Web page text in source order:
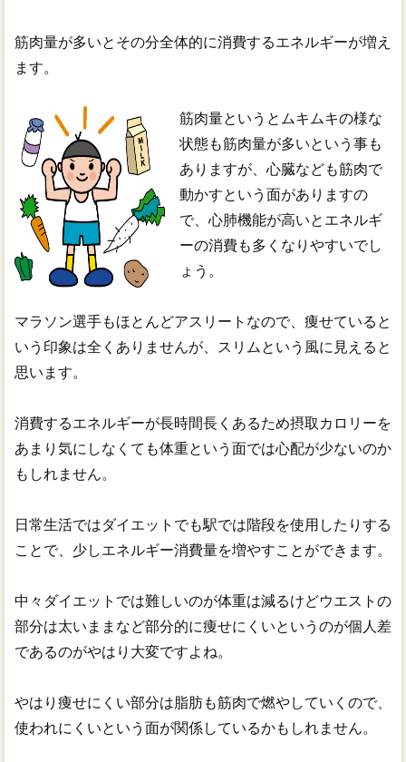
筋肉量が多いとその分全体的に消費するエネルギーが増え
ます。
筋肉量というとムキムキの様な
状態も筋肉量が多いという事も
ありますが、心臓なども筋肉で
動かすという面がありますの
で、心肺機能が高いとエネルギ
ーの消費も多くなりやすいでし
ょう。
マラソン選手もほとんどアスリートなので、痩せていると
いう印象は全くありませんが、スリムという風に見えると
思います。
消費するエネルギーが長時間長くあるため摂取カロリーを
あまり気にしなくても体重という面では心配が少ないのか
もしれません。
日常生活ではダイエットでも駅では階段を使用したりする
ことで、少しエネルギー消費量を増やすことができます。
中々ダイエットでは難しいのが体重は減るけどウエストの
部分は太いままなど部分的に痩せにくいというのが個人差
であるのがやはり大変ですよね。
やはり痩せにくい部分は脂肪も筋肉で燃やしていくので、
使われにくいという面が関係しているかもしれません。